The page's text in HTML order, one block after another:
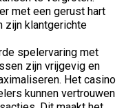
met een gerust hart
zijn klantgerichte
spelervaring met
zijn vrijgevig en
Het casino
kunnen vertrouwen